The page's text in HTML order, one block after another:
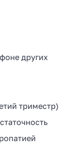
других
триместр)